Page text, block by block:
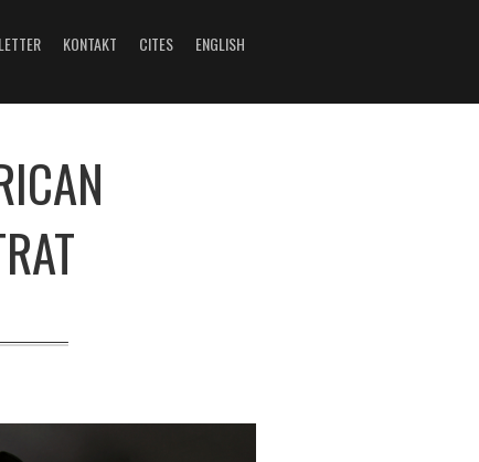
KONTAKT CITES ENGLISH